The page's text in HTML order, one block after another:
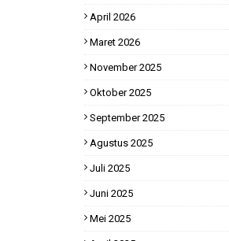
April 2026
Maret 2026
November 2025
Oktober 2025
September 2025
Agustus 2025
Juli 2025
Juni 2025
Mei 2025